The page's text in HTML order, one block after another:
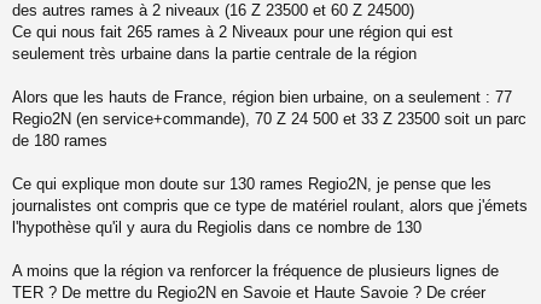
g
e
n
n
u
des autres rames à 2 niveaux (16 Z 23500 et 60 Z 24500)
Ce qui nous fait 265 rames à 2 Niveaux pour une région qui est
seulement très urbaine dans la partie centrale de la région
Alors que les hauts de France, région bien urbaine, on a seulement : 77
Regio2N (en service+commande), 70 Z 24 500 et 33 Z 23500 soit un parc
de 180 rames
Ce qui explique mon doute sur 130 rames Regio2N, je pense que les
journalistes ont compris que ce type de matériel roulant, alors que j'émets
l'hypothèse qu'il y aura du Regiolis dans ce nombre de 130
A moins que la région va renforcer la fréquence de plusieurs lignes de
TER ? De mettre du Regio2N en Savoie et Haute Savoie ? De créer